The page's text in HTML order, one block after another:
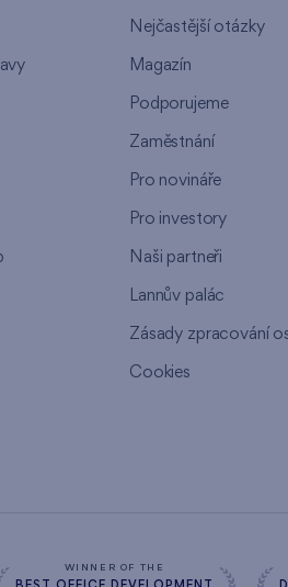
Nejčastější otázky
Magazín
Podporujeme
Zaměstnání
Pro novináře
Pro investory
Naši partneři
Lannův palác
Zásady zpracování
Cookies
WINNER OF THE